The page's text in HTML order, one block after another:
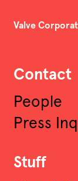
Valve
Contact
People
Press
Stuff